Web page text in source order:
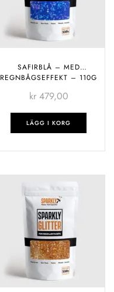
SAFIRBLÅ – MED
REGNBÅGSEFFEKT – 110G
kr479,00
LÄGG I KORG